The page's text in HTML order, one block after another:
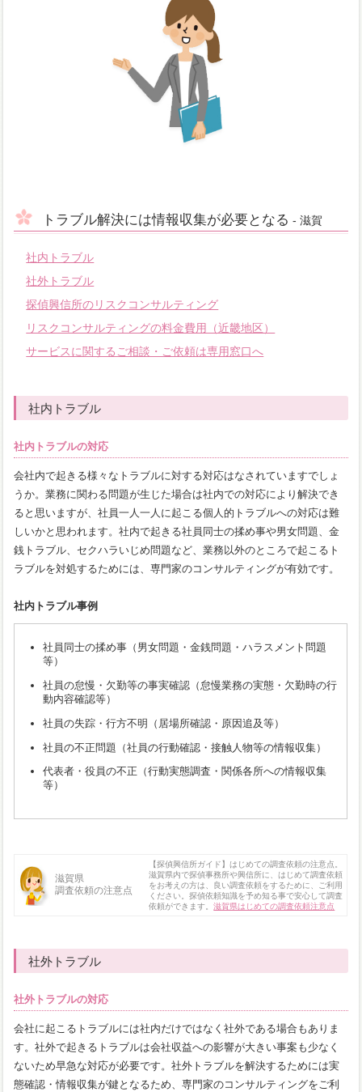
トラブル解決には情報収集が必要となる - 滋賀
社内トラブル
社外トラブル
探偵興信所のリスクコンサルティング
リスクコンサルティングの料金費用（近畿地区）
サービスに関するご相談・ご依頼は専用窓口へ
社内トラブル
社内トラブルの対応
会社内で起きる様々なトラブルに対する対応はなされていますでしょ
うか。業務に関わる問題が生じた場合は社内での対応により解決でき
ると思いますが、社員一人一人に起こる個人的トラブルへの対応は難
しいかと思われます。社内で起きる社員同士の揉め事や男女問題、金
銭トラブル、セクハラいじめ問題など、業務以外のところで起こるト
ラブルを対処するためには、専門家のコンサルティングが有効です。
社内トラブル事例
社員同士の揉め事（男女問題・金銭問題・ハラスメント問題
等）
社員の怠慢・欠勤等の事実確認（怠慢業務の実態・欠勤時の行
動内容確認等）
社員の失踪・行方不明（居場所確認・原因追及等）
社員の不正問題（社員の行動確認・接触人物等の情報収集）
代表者・役員の不正（行動実態調査・関係各所への情報収集
等）
滋賀県
調査依頼の注意点
【探偵興信所ガイド】はじめての調査依頼の注意点。
滋賀県内で探偵事務所や興信所に、はじめて調査依頼
をお考えの方は、良い調査依頼をするために、ご利用
ください。探偵依頼知識を予め知る事で安心して調査
依頼ができます。滋賀県はじめての調査依頼注意点
社外トラブル
社外トラブルの対応
会社に起こるトラブルには社内だけではなく社外である場合もありま
す。社外で起きるトラブルは会社収益への影響が大きい事案も少なく
ないため早急な対応が必要です。社外トラブルを解決するためには実
態確認・情報収集が鍵となるため、専門家のコンサルティングをご利